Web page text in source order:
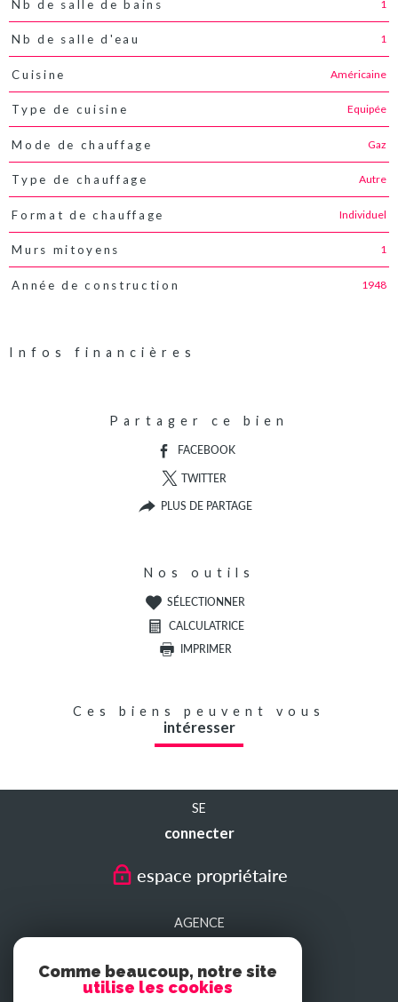
Nb de salle de bains 1
Nb de salle d'eau 1
Cuisine Américaine
Type de cuisine Equipée
Mode de chauffage Gaz
Type de chauffage Autre
Format de chauffage Individuel
Murs mitoyens 1
Année de construction 1948
Infos financières
Partager ce bien
FACEBOOK
TWITTER
PLUS DE PARTAGE
Nos outils
SÉLECTIONNER
CALCULATRICE
IMPRIMER
Ces biens peuvent vous
intéresser
SE
connecter
espace propriétaire
AGENCE
Comme beaucoup, notre site
utilise les cookies